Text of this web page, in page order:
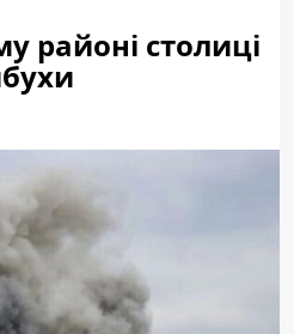
районі столиці